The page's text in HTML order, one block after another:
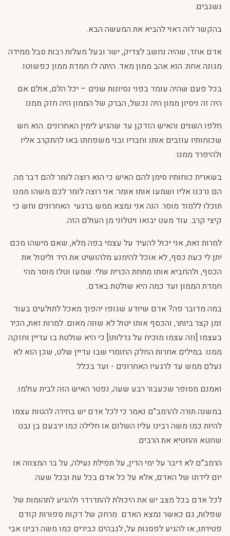
נשגבים.
בהקשר לזה ראוי להביא את המעשה הבא.
אדם אחד, שהיה נחשב לצדיק, ישר ובעל מעלות רבות סבל ממידה
מגונה אחת: הוא אהב ממון מאד. היתה לו חמדת ממון כפשוטו.
בכל פעם שהיה עומד בפני נסיונות שנים – יכל הלם, אולם אם
היה זה ניסיון ממון היה נכשל, הברק של הממון היה חזק ממנו.
חלפו השנים והאיש הזדקן עד שהגיע לימין האחרונים. הוא חש
שכוחותיו עוזבים אותו וחבריו ובני משפחתו באו להתקרב אליו
ולהיפרד ממנו.
בשארית כוחותיו סימן להם האיש כי הוא רוצה לומר להם דבר מה.
הם נרכנו אליו ושמעו אותו אומר: אני רוצה לומר לכם משהו ממנו
תוכלו ללמוד מוסר. הנה אני נמצא ממש ברגעי האחרונים וחש כי
קיצי קרב. עוד מעט יבואו ויטלוני מן העולם הזה.
למרות זאת, אני יכול להעיד על עצמי בפה מלא, שאם מישהו מכם
יתן לי כעת כסף, לא אוכל להימנע מלהושיט את היד וליטול את
הכסף, ולהחביא אותו מתחת הכרית שלי. שמעו וטלו מוסר מהי
חמדת הממון ועד כמה היא שולטת באדם.
במה מדובר פה? אדם שיודע שגופו יהפוך מאכל לתולעים בעוד
זמן קצר ביותר, והכסף אותו יטול לא שווה מאום. למרות זאת, הכיר
בעצמו [וזה עצמו מוכיח על גדלותו] כי היא שולטת בו עדיין וחזקה
ממנו. במילים אחרות החלק החומרי שבו עדיין שלט, שכן הוא לא
נעלם ממש עד לרגעיו האחרונים - ועד בכלל.
ואמנם מסופר שכעבור רבע שעה, נפטר האיש הזה לבית עולמו.
במשנה תורה להרמב"ם נאמר כי לכל אדם יש בחירה להטות עצמו
להיות כמו משה רבינו עליו השלום או חלילה כמו ירבעם בן נבט
שחטא והחטיא את הרבים.
הרמב"ם לא דיבר על ימי הדין, על תפילת נעילה, על בר המצווה או
יום לידתו של האדם, אלא על כל אדם בכל עת ובכל שעה.
לכל אדם בכל מצב יש את היכולת להתדרדר ולהגיע לתהומות של
שפלות, גם כאשר נמצא האדם מרחק של דקות ספורות קודם
פטירתו, או להגיע לפסגות על, לגבהים כבירים כמו משה רבינו אבי